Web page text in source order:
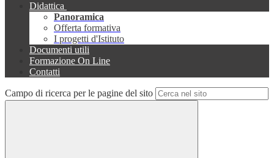
Didattica
Panoramica
Offerta formativa
I progetti d'Istituto
Documenti utili
Formazione On Line
Contatti
Campo di ricerca per le pagine del sito